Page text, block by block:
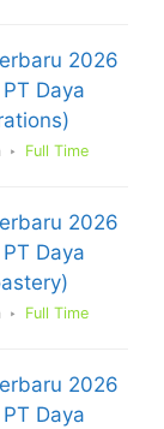
2026
Daya
Full Time
2026
Daya
Full Time
2026
Daya